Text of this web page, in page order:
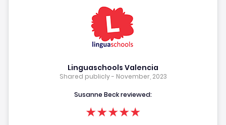
Linguaschools Valencia
Shared publicly - November, 2023
Susanne Beck reviewed:
★★★★★